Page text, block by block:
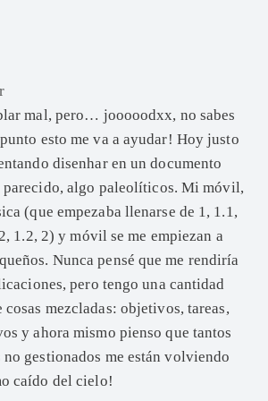
mal, pero… jooooodxx, no sabes
esto me va a ayudar! Hoy justo
disenhar en un documento
parecido, algo paleolíticos. Mi móvil,
(que empezaba llenarse de 1, 1.1,
1.2, 2) y móvil se me empiezan a
Nunca pensé que me rendiría
pero tengo una cantidad
cosas mezcladas: objetivos, tareas,
y ahora mismo pienso que tantos
no gestionados me están volviendo
caído del cielo!